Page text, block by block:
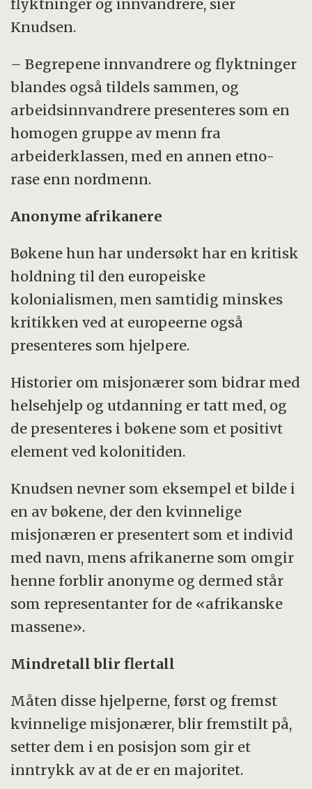
flyktninger og innvandrere, sier
Knudsen.
– Begrepene innvandrere og flyktninger
blandes også tildels sammen, og
arbeidsinnvandrere presenteres som en
homogen gruppe av menn fra
arbeiderklassen, med en annen etno-
rase enn nordmenn.
Anonyme afrikanere
Bøkene hun har undersøkt har en kritisk
holdning til den europeiske
kolonialismen, men samtidig minskes
kritikken ved at europeerne også
presenteres som hjelpere.
Historier om misjonærer som bidrar med
helsehjelp og utdanning er tatt med, og
de presenteres i bøkene som et positivt
element ved kolonitiden.
Knudsen nevner som eksempel et bilde i
en av bøkene, der den kvinnelige
misjonæren er presentert som et individ
med navn, mens afrikanerne som omgir
henne forblir anonyme og dermed står
som representanter for de «afrikanske
massene».
Mindretall blir flertall
Måten disse hjelperne, først og fremst
kvinnelige misjonærer, blir fremstilt på,
setter dem i en posisjon som gir et
inntrykk av at de er en majoritet.